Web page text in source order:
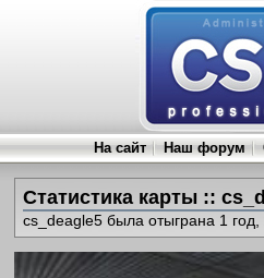
На сайт Наш форум
Статистика карты ::
cs_deagle5 была отыграна 1